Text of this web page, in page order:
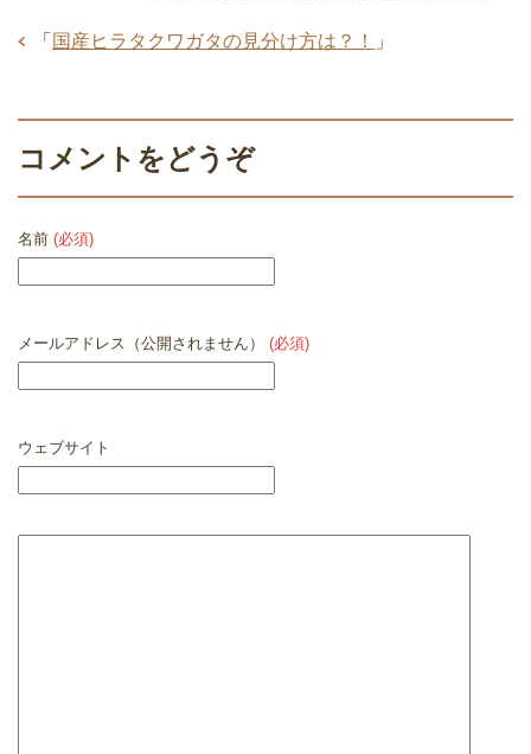
「 国産ヒラタクワガタの見分け方は？！ 」
コメントをどうぞ
名前 (必須)
メールアドレス（公開されません） (必須)
ウェブサイト